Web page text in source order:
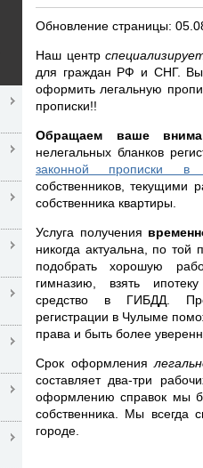
Обновление страницы:
Наш центр
для граждан РФ и СНГ.
оформить легальную
прописки!!
Обращаем ваше
нелегальных бланков
законной прописки в
собственников, текущими
собственника квартиры.
Услуга получения
никогда актуальна, по
подобрать хорошую
гимназию, взять
средство в ГИБДД.
регистрации в Чулыме
права и быть более
Срок оформления
составляет два-три
оформлению справок мы
собственника. Мы всегда
городе.